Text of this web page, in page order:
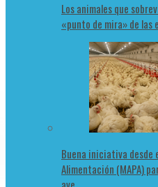
Los animales que
«punto de mira» de las
Buena iniciativa desde
Alimentación (MAPA)